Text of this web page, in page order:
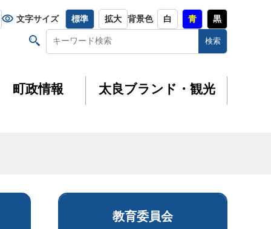
文字サイズ 標準 拡大 背景色 白 青 黒
町政情報 太良ブランド・観光
教育委員会